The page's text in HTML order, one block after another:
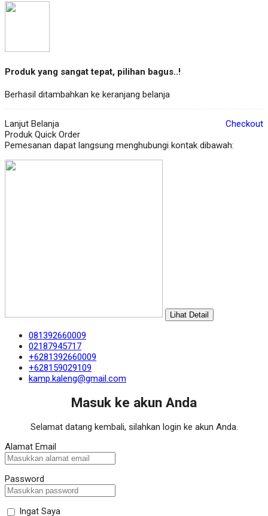
Produk yang sangat tepat, pilihan bagus..!
Berhasil ditambahkan ke keranjang belanja
Lanjut Belanja
Checkout
Produk Quick Order
Pemesanan dapat langsung menghubungi kontak dibawah:
Lihat Detail
081392660009
02187945717
+6281392660009
+628159029109
kamp.kaleng@gmail.com
Masuk ke akun Anda
Selamat datang kembali, silahkan login ke akun Anda.
Alamat Email
Password
Ingat Saya